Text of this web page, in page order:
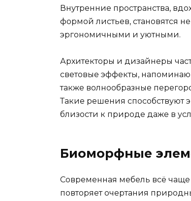
Внутренние пространства,
формой листьев, становятся
эргономичными и уютными.
Архитекторы и дизайнеры
световые эффекты,
также волнообразные
Такие решения
близости к природе даже в
Биоморфные
Современная мебель всё
повторяет очертания